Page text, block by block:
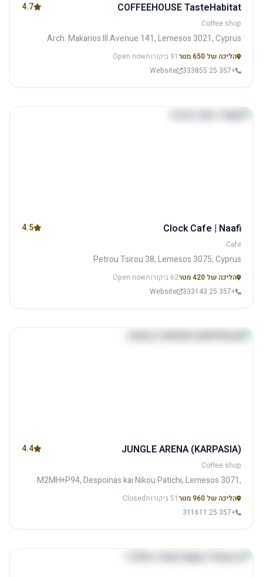
COFFEEHOUSE TasteHabitat
4.7
Coffee shop
Arch. Makarios III Avenue 141, Lemesos 3021, Cyprus
הליכה של 650 מטר 91 ביקורות
Open now
+357 25 333855
Website
Clock Cafe | Naafi
4.5
Cafe
Petrou Tsirou 38, Lemesos 3075, Cyprus
הליכה של 420 מטר 62 ביקורות
Open now
+357 25 333143
Website
JUNGLE ARENA (KARPASIA)
4.4
Coffee shop
M2MH+P94, Despoinas kai Nikou Patichi, Lemesos 3071,
הליכה של 960 מטר 51 ביקורות
Closed
+357 25 311611